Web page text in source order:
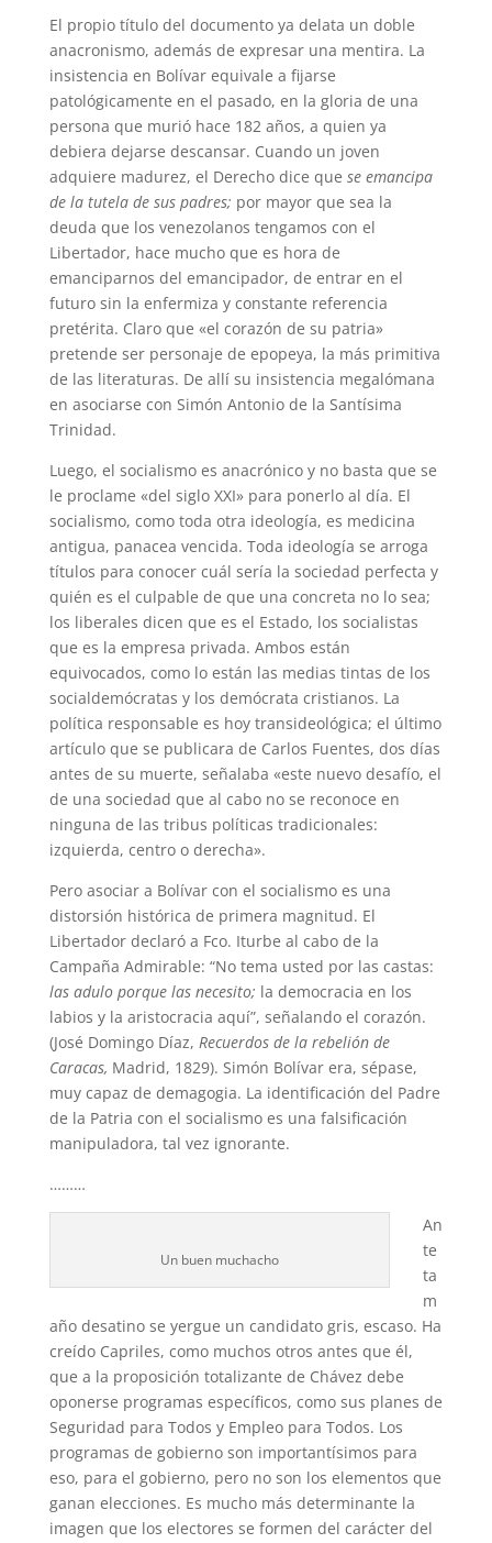
El propio título del documento ya delata un doble
anacronismo, además de expresar una mentira. La
insistencia en Bolívar equivale a fijarse
patológicamente en el pasado, en la gloria de una
persona que murió hace 182 años, a quien ya
debiera dejarse descansar. Cuando un joven
adquiere madurez, el Derecho dice que se emancipa
de la tutela de sus padres; por mayor que sea la
deuda que los venezolanos tengamos con el
Libertador, hace mucho que es hora de
emanciparnos del emancipador, de entrar en el
futuro sin la enfermiza y constante referencia
pretérita. Claro que «el corazón de su patria»
pretende ser personaje de epopeya, la más primitiva
de las literaturas. De allí su insistencia megalómana
en asociarse con Simón Antonio de la Santísima
Trinidad.
Luego, el socialismo es anacrónico y no basta que se
le proclame «del siglo XXI» para ponerlo al día. El
socialismo, como toda otra ideología, es medicina
antigua, panacea vencida. Toda ideología se arroga
títulos para conocer cuál sería la sociedad perfecta y
quién es el culpable de que una concreta no lo sea;
los liberales dicen que es el Estado, los socialistas
que es la empresa privada. Ambos están
equivocados, como lo están las medias tintas de los
socialdemócratas y los demócrata cristianos. La
política responsable es hoy transideológica; el último
artículo que se publicara de Carlos Fuentes, dos días
antes de su muerte, señalaba «este nuevo desafío, el
de una sociedad que al cabo no se reconoce en
ninguna de las tribus políticas tradicionales:
izquierda, centro o derecha».
Pero asociar a Bolívar con el socialismo es una
distorsión histórica de primera magnitud. El
Libertador declaró a Fco. Iturbe al cabo de la
Campaña Admirable: “No tema usted por las castas:
las adulo porque las necesito; la democracia en los
labios y la aristocracia aquí”, señalando el corazón.
(José Domingo Díaz, Recuerdos de la rebelión de
Caracas, Madrid, 1829). Simón Bolívar era, sépase,
muy capaz de demagogia. La identificación del Padre
de la Patria con el socialismo es una falsificación
manipuladora, tal vez ignorante.
………
Un buen muchacho
An
te
ta
m
año desatino se yergue un candidato gris, escaso. Ha
creído Capriles, como muchos otros antes que él,
que a la proposición totalizante de Chávez debe
oponerse programas específicos, como sus planes de
Seguridad para Todos y Empleo para Todos. Los
programas de gobierno son importantísimos para
eso, para el gobierno, pero no son los elementos que
ganan elecciones. Es mucho más determinante la
imagen que los electores se formen del carácter del